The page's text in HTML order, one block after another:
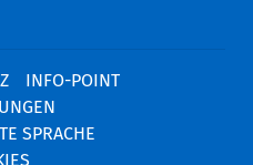
INFO-POINT
SPRACHE